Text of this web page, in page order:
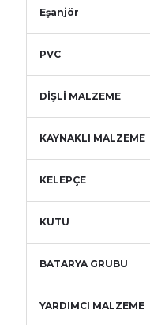
Eşanjör
PVC
DİŞLİ MALZEME
KAYNAKLI MALZEME
KELEPÇE
KUTU
BATARYA GRUBU
YARDIMCI MALZEME